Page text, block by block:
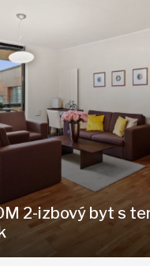
2-izbový byt s